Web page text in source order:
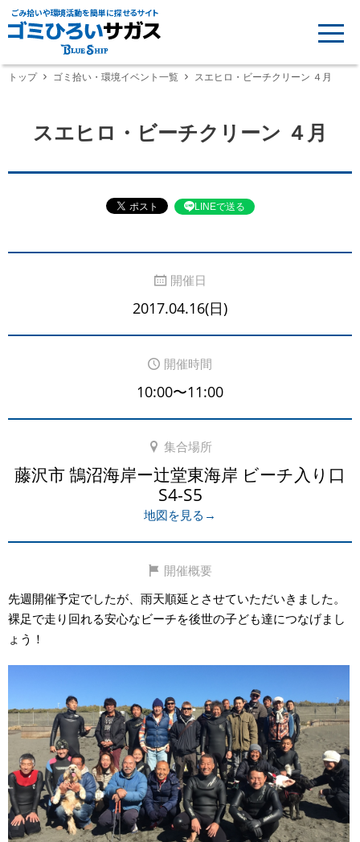
ごみ拾いや環境活動を簡単に探せるサイト
トップ ゴミ拾い・環境イベント一覧 スエヒロ・ビーチクリーン ４月
スエヒロ・ビーチクリーン ４月
LINEで送る
開催日
2017.04.16(日)
開催時間
10:00〜11:00
集合場所
藤沢市 鵠沼海岸ー辻堂東海岸 ビーチ入り口
S4-S5
地図を見る→
開催概要
先週開催予定でしたが、雨天順延とさせていただいきました。
裸足で走り回れる安心なビーチを後世の子ども達につなげまし
ょう！